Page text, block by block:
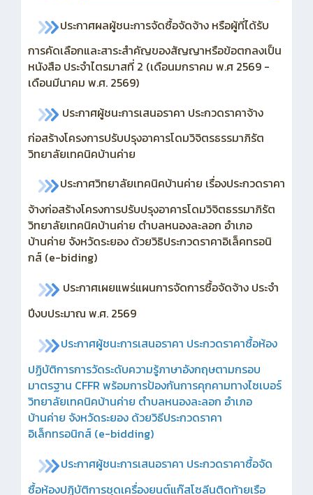
ประกาศผลผู้ชนะการจัดซื้อจัดจ้าง หรือผู้ที่ได้รับ
การคัดเลือกและสาระสำคัญของสัญญาหรือข้อตกลงเป็น
หนังสือ ประจำไตรมาสที่ 2 (เดือนมกราคม พ.ศ 2569 -
เดือนมีนาคม พ.ศ. 2569)
ประกาศผู้ชนะการเสนอราคา ประกวดราคาจ้าง
ก่อสร้างโครงการปรับปรุงอาคารโดมวิจิตรธรรมาภิรัต
วิทยาลัยเทคนิคบ้านค่าย
ประกาศวิทยาลัยเทคนิคบ้านค่าย เรื่องประกวดราคา
จ้างก่อสร้างโครงการปรับปรุงอาคารโดมวิจิตธรรมาภิรัต
วิทยาลัยเทคนิคบ้านค่าย ตำบลหนองละลอก อำเภอ
บ้านค่าย จังหวัดระยอง ด้วยวิธิประกวดราคาอิเล็คทรอนิ
กส์ (e-biding)
ประกาศเผยแพร่แผนการจัดการซื้อจัดจ้าง ประจำ
ปีงบประมาณ พ.ศ. 2569
ประกาศผู้ชนะการเสนอราคา ประกวดราคาซื้อห้อง
ปฏิบัติการการวัดระดับความรู้ภาษาอังกฤษตามกรอบ
มาตรฐาน CFFR พร้อมการป้องกันการคุกคามทางไซเบอร์
วิทยาลัยเทคนิคบ้านค่าย ตำบลหนองละลอก อำเภอ
บ้านค่าย จังหวัดระยอง ด้วยวิธีประกวดราคา
อิเล็กทรอนิกส์ (e-bidding)
ประกาศผู้ชนะการเสนอราคา ประกวดราคาซื้อจัด
ซื้อห้องปฏิบัติการชุดเครื่องยนต์แก๊สโซลีนติดท้ายเรือ